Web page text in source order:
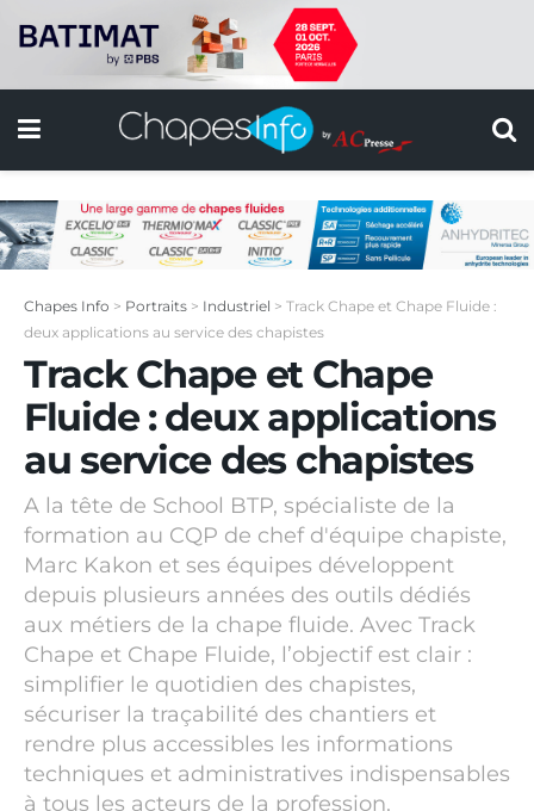
Chapes Info > Portraits > Industriel > Track Chape et Chape Fluide :
deux applications au service des chapistes
Track Chape et Chape
Fluide : deux applications
au service des chapistes
A la tête de School BTP, spécialiste de la
formation au CQP de chef d'équipe chapiste,
Marc Kakon et ses équipes développent
depuis plusieurs années des outils dédiés
aux métiers de la chape fluide. Avec Track
Chape et Chape Fluide, l’objectif est clair :
simplifier le quotidien des chapistes,
sécuriser la traçabilité des chantiers et
rendre plus accessibles les informations
techniques et administratives indispensables
à tous les acteurs de la profession.